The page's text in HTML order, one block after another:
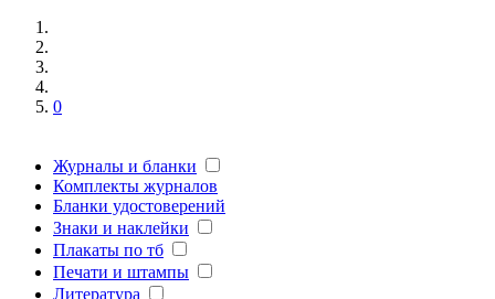
0
Журналы и бланки
Комплекты журналов
Бланки удостоверений
Знаки и наклейки
Плакаты по тб
Печати и штампы
Литература